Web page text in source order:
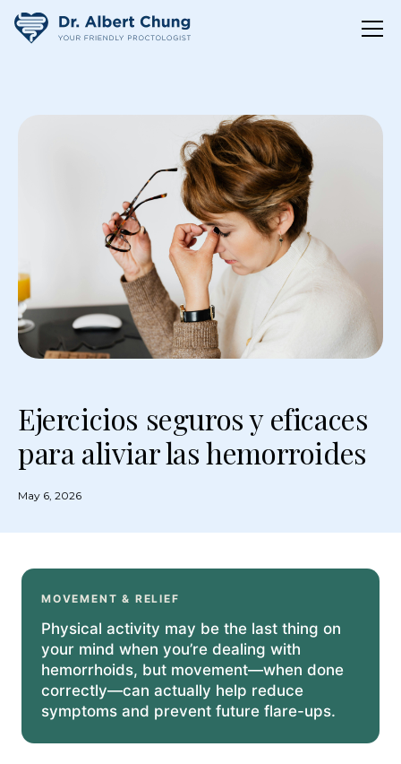
Ejercicios seguros y eficaces
para aliviar las hemorroides
May 6, 2026
MOVEMENT & RELIEF
Physical activity may be the last thing on
your mind when you’re dealing with
hemorrhoids, but movement—when done
correctly—can actually help reduce
symptoms and prevent future flare-ups.